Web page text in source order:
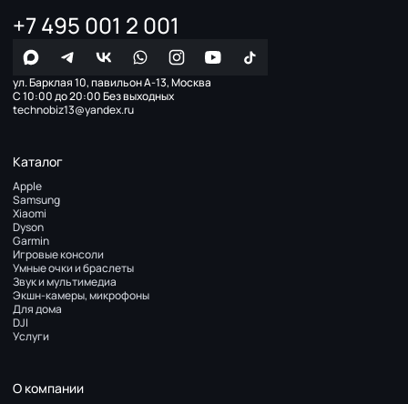
+7 495 001 2 001
ул. Барклая 10, павильон А-13, Москва
С 10:00 до 20:00 Без выходных
technobiz13@yandex.ru
Каталог
Apple
Samsung
Xiaomi
Dyson
Garmin
Игровые консоли
Умные очки и браслеты
Звук и мультимедиа
Экшн-камеры, микрофоны
Для дома
DJI
Услуги
О компании